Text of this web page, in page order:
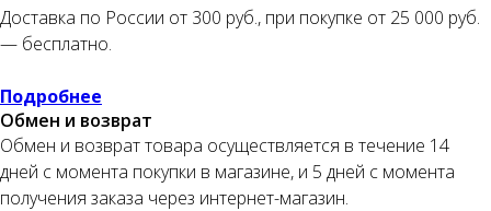
Доставка по России от 300 руб., при покупке от 25 000 руб.
— бесплатно.
Подробнее
Обмен и возврат
Обмен и возврат товара осуществляется в течение 14
дней с момента покупки в магазине, и 5 дней с момента
получения заказа через интернет-магазин.
Оплатите сегодня 25% стоимости покупки
картой любого банка, остальное — тремя
платежами раз в две недели.